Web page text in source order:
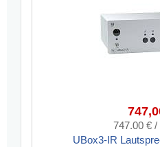
747.00 €
UBox3-IR